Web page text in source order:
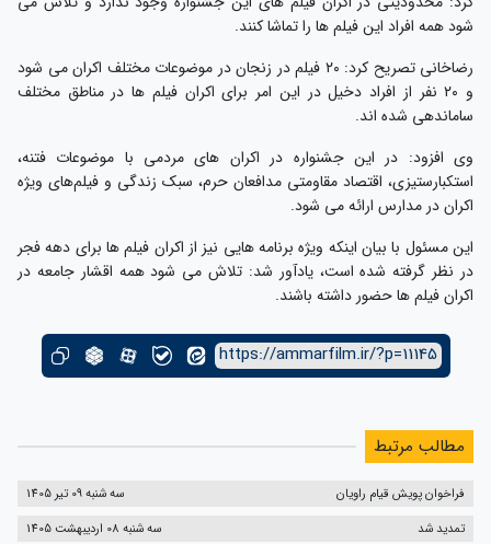
شود همه افراد این فیلم ها را تماشا کنند.
رضاخانی تصریح کرد: ۲۰ فیلم در زنجان در موضوعات مختلف اکران می شود
و ۲۰ نفر از افراد دخیل در این امر برای اکران فیلم ها در مناطق مختلف
ساماندهی شده اند.
وی افزود: در این جشنواره در اکران های مردمی با موضوعات فتنه،
استکبارستیزی، اقتصاد مقاومتی مدافعان حرم، سبک زندگی و فیلم‌های ویژه
اکران در مدارس ارائه می شود.
این مسئول با بیان اینکه ویژه برنامه هایی نیز از اکران فیلم ها برای دهه فجر
در نظر گرفته شده است، یادآور شد: تلاش می شود همه اقشار جامعه در
اکران فیلم ها حضور داشته باشند.
https://ammarfilm.ir/?p=11145
مطالب مرتبط
فراخوان پویش قیام راویان
سه شنبه 09 تیر 1405
تمدید شد
سه شنبه 08 اردیبهشت 1405